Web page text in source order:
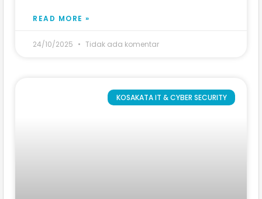
READ MORE »
24/10/2025 Tidak ada komentar
KOSAKATA IT & CYBER SECURITY